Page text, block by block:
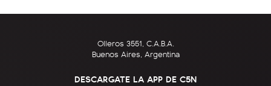
Olleros 3551, C.A.B.A.
Buenos Aires, Argentina
DESCARGATE LA APP DE C5N